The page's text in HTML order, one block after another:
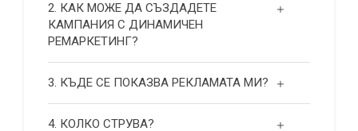
2. КАК МОЖЕ ДА СЪЗДАДЕТЕ
КАМПАНИЯ С ДИНАМИЧЕН
РЕМАРКЕТИНГ?
3. КЪДЕ СЕ ПОКАЗВА РЕКЛАМАТА МИ?
4. КОЛКО СТРУВА?